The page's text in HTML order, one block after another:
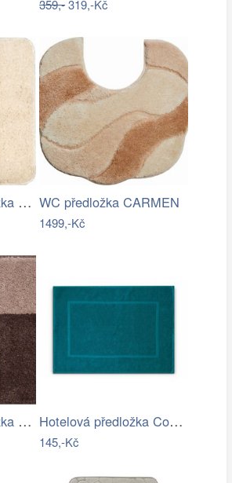
359,-319,-Kč
Koupelnová předložka Optima 55x55 cm… WC předložka CARMEN
1499,-Kč
Koupelnová předložka MERKUR Hotelová předložka Comfort azurová 750g…
145,-Kč